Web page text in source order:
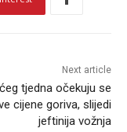
Next article
tjedna očekuju se
cijene goriva, slijedi
jeftinija vožnja